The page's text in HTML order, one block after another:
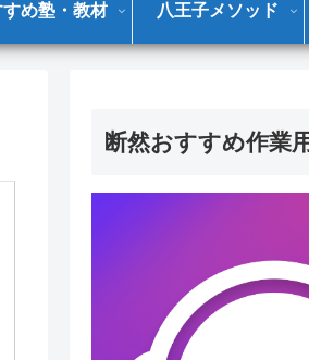
すめ塾・教材 八王子メソッド
断然おすすめ作業